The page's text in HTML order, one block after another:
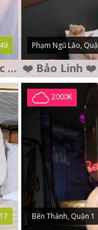
Ngọc Duyên ♥️ Siêu Dâm - Phục Vụ Tận Tình - Chu Đáo
Phạm Ngũ Lão,
2000K
Bến Thành, Quận 1